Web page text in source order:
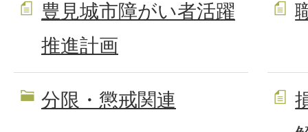
豊見城市障がい者活躍
推進計画
分限・懲戒関連